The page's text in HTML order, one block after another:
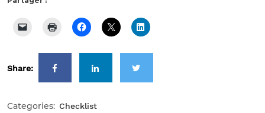
Share:
Categories: Checklist